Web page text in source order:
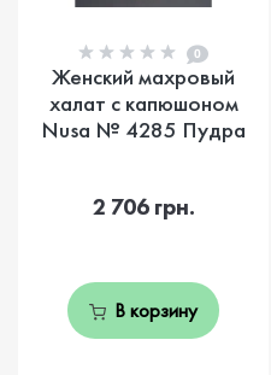
0
Женский махровый
халат с капюшоном
Nusa № 4285 Пудра
2 706 грн.
В корзину